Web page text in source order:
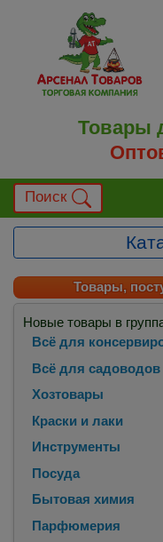
Товары
Поиск
Товары,
Новые товары в
Всё для
Всё для садоводов
Хозтовары
Краски и лаки
Инструменты
Посуда
Бытовая химия
Парфюмерия